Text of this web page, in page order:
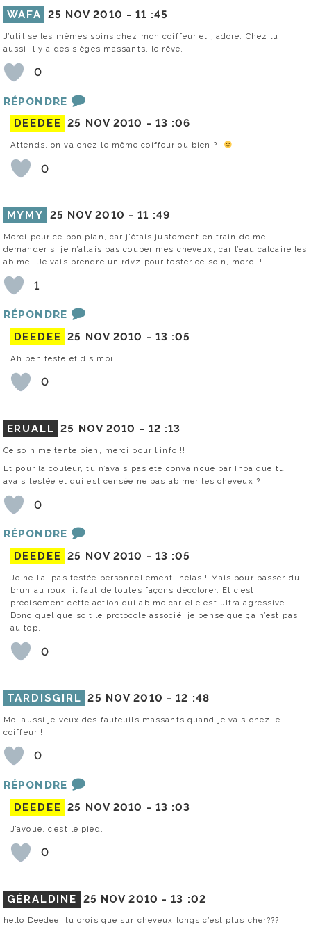
WAFA 25 NOV 2010 -11 :45
J’utilise les mêmes soins chez mon coiffeur et j’adore. Chez lui
aussi il y a des sièges massants, le rêve.
0
RÉPONDRE
DEEDEE 25 NOV 2010 - 13 :06
Attends, on va chez le même coiffeur ou bien ?!
0
MYMY 25 NOV 2010 -11 :49
Merci pour ce bon plan, car j’étais justement en train de me
demander si je n’allais pas couper mes cheveux, car l’eau calcaire les
abime… Je vais prendre un rdvz pour tester ce soin, merci !
1
RÉPONDRE
DEEDEE 25 NOV 2010 - 13 :05
Ah ben teste et dis moi !
0
ERUALL 25 NOV 2010 - 12 :13
Ce soin me tente bien, merci pour l’info !!
Et pour la couleur, tu n’avais pas été convaincue par Inoa que tu
avais testée et qui est censée ne pas abimer les cheveux ?
0
RÉPONDRE
DEEDEE 25 NOV 2010 - 13 :05
Je ne l’ai pas testée personnellement, hélas ! Mais pour passer du
brun au roux, il faut de toutes façons décolorer. Et c’est
précisément cette action qui abime car elle est ultra agressive…
Donc quel que soit le protocole associé, je pense que ça n’est pas
au top.
0
TARDISGIRL 25 NOV 2010 -12 :48
Moi aussi je veux des fauteuils massants quand je vais chez le
coiffeur !!
0
RÉPONDRE
DEEDEE 25 NOV 2010 - 13 :03
J’avoue, c’est le pied.
0
GÉRALDINE 25 NOV 2010 -13 :02
hello Deedee, tu crois que sur cheveux longs c’est plus cher???